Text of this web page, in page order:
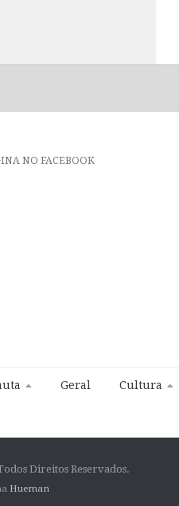
NO FACEBOOK
Geral Cultura
Direitos Reservados.
Hueman